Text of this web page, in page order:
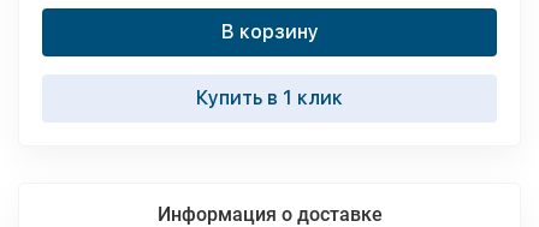
В корзину
Купить в 1 клик
Информация о доставке